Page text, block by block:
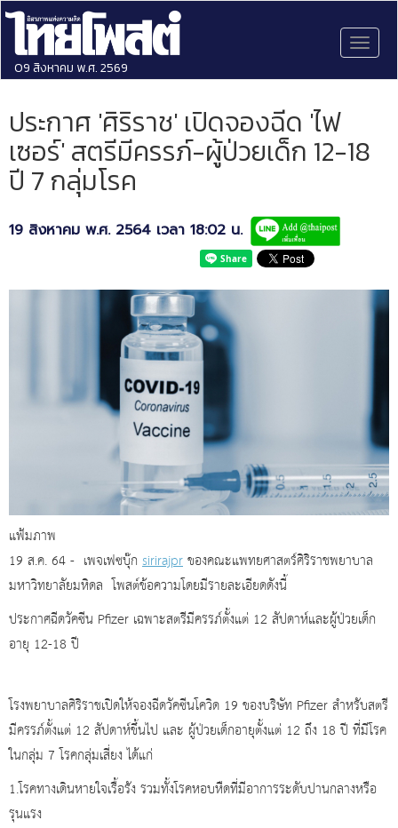
09 สิงหาคม พ.ศ. 2569
ประกาศ 'ศิริราช' เปิดจองฉีด 'ไฟ
เซอร์' สตรีมีครรภ์-ผู้ป่วยเด็ก 12-18
ปี 7 กลุ่มโรค
19 สิงหาคม พ.ศ. 2564 เวลา 18:02 น.
แฟ้มภาพ
19 ส.ค. 64 - เพจเฟซบุ๊ก sirirajprของคณะแพทยศาสตร์ศิริราชพยาบาล
มหาวิทยาลัยมหิดล โพสต์ข้อความโดยมีรายละเอียดดังนี้
ประกาศฉีดวัคซีน Pfizer เฉพาะสตรีมีครรภ์ตั้งแต่ 12 สัปดาห์และผู้ป่วยเด็ก
อายุ 12-18 ปี
โรงพยาบาลศิริราชเปิดให้จองฉีดวัคซีนโควิด 19 ของบริษัท Pfizer สำหรับสตรี
มีครรภ์ตั้งแต่ 12 สัปดาห์ขึ้นไป และ ผู้ป่วยเด็กอายุตั้งแต่ 12 ถึง 18 ปี ที่มีโรค
ในกลุ่ม 7 โรคกลุ่มเสี่ยง ได้แก่
1.โรคทางเดินหายใจเรื้อรัง รวมทั้งโรคหอบหืดที่มีอาการระดับปานกลางหรือ
รุนแรง